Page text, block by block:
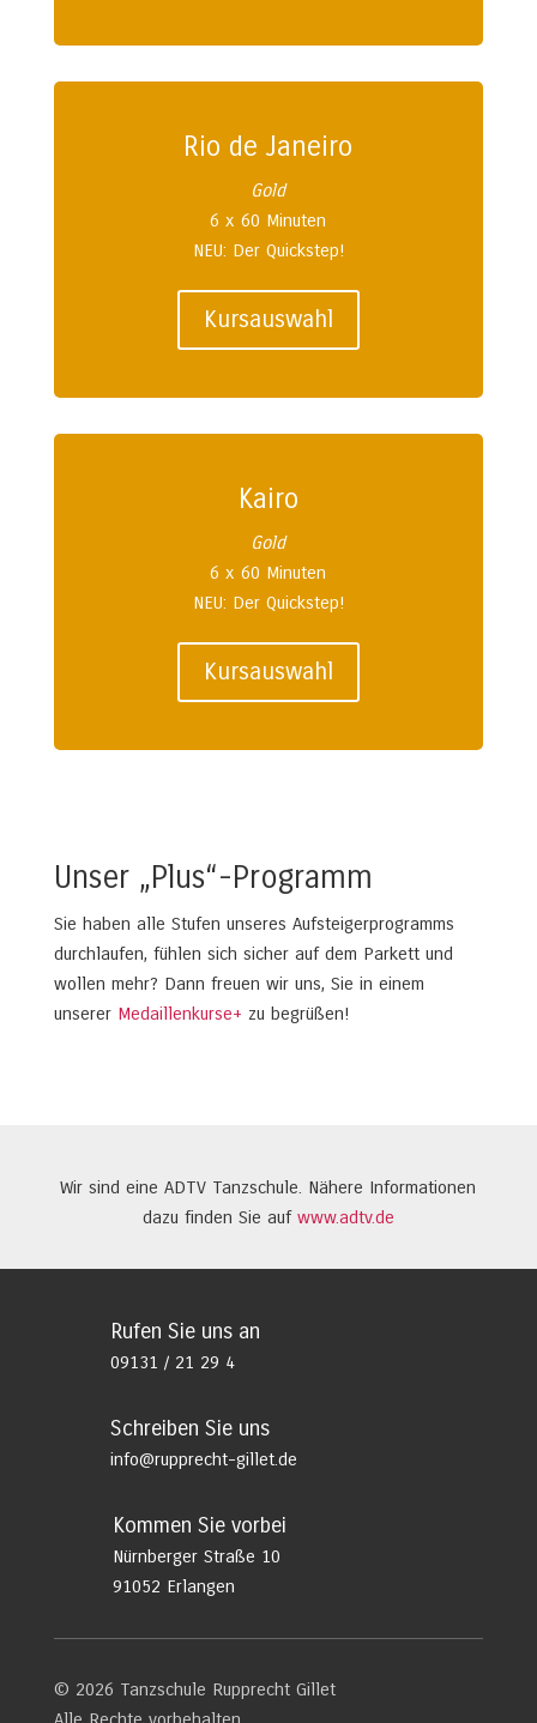
Rio de Janeiro
Gold
6 x 60 Minuten
NEU: Der Quickstep!
Kursauswahl
Kairo
Gold
6 x 60 Minuten
NEU: Der Quickstep!
Kursauswahl
Unser „Plus“-Programm
Sie haben alle Stufen unseres Aufsteigerprogramms
durchlaufen, fühlen sich sicher auf dem Parkett und
wollen mehr? Dann freuen wir uns, Sie in einem
unserer Medaillenkurse+ zu begrüßen!
Wir sind eine ADTV Tanzschule. Nähere Informationen
dazu finden Sie auf www.adtv.de
Rufen Sie uns an
09131 / 21 29 4
Schreiben Sie uns
info@rupprecht-gillet.de
Kommen Sie vorbei
Nürnberger Straße 10
91052 Erlangen
© 2026 Tanzschule Rupprecht Gillet